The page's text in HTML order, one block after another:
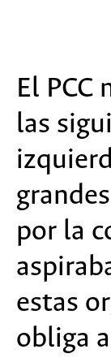
El
las
por la
estas
obliga